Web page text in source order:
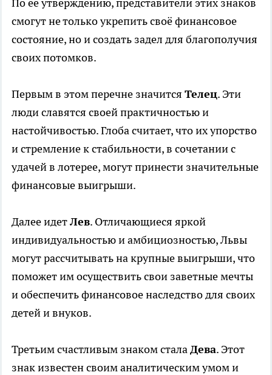
смогут не только укрепить своё финансовое
состояние, но и создать задел для благополучия
своих потомков.
Первым в этом перечне значится Телец. Эти
люди славятся своей практичностью и
настойчивостью. Глоба считает, что их упорство
и стремление к стабильности, в сочетании с
удачей в лотерее, могут принести значительные
финансовые выигрыши.
Далее идетЛев. Отличающиеся яркой
индивидуальностью и амбициозностью, Львы
могут рассчитывать на крупные выигрыши, что
поможет им осуществить свои заветные мечты
и обеспечить финансовое наследство для своих
детей и внуков.
Третьим счастливым знаком сталаДева. Этот
знак известен своим аналитическим умом и